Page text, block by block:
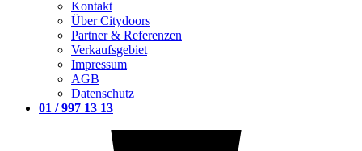
Kontakt
Über Citydoors
Partner & Referenzen
Verkaufsgebiet
Impressum
AGB
Datenschutz
01 / 997 13 13